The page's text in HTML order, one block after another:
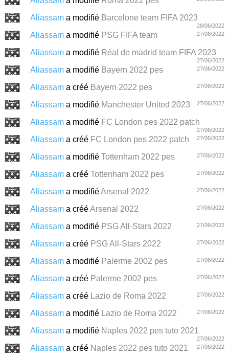
Aliassam a modifié Barcelone team FIFA 2023
28/06/2022
Aliassam a modifié PSG FIFA team 27/06/2022
Aliassam a modifié Réal de madrid team FIFA 2023
27/06/2022
Aliassam a modifié Bayern 2022 pes 27/06/2022
Aliassam a créé Bayern 2022 pes 27/06/2022
Aliassam a modifié Manchester United 2023 27/06/2022
Aliassam a modifié FC London pes 2022 patch
27/06/2022
Aliassam a créé FC London pes 2022 patch 27/06/2022
Aliassam a modifié Tottenham 2022 pes 27/06/2022
Aliassam a créé Tottenham 2022 pes 27/06/2022
Aliassam a modifiéArsenal 2022 27/06/2022
Aliassam a crééArsenal 2022 27/06/2022
Aliassam a modifié PSG All-Stars 2022 27/06/2022
Aliassam a créé PSG All-Stars 2022 27/06/2022
Aliassam a modifié Palerme 2002 pes 27/06/2022
Aliassam a créé Palerme 2002 pes 27/06/2022
Aliassam a créé Lazio de Roma 2022 27/06/2022
Aliassam a modifié Lazio de Roma 2022 27/06/2022
Aliassam a modifié Naples 2022 pes tuto 2021
27/06/2022
Aliassam a créé Naples 2022 pes tuto 2021 27/06/2022